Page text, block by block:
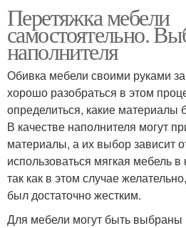
Перетяжка мебели
самостоятельно.
наполнителя
Обивка мебели своими руками
хорошо разобраться в этом
определиться, какие материалы
В качестве наполнителя могут
материалы, а их выбор зависит
использоваться мягкая мебель
так как в этом случае
был достаточно жестким.
Для мебели могут быть выбраны